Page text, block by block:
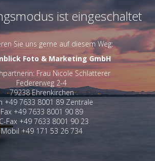
ist eingeschaltet
Sie uns gerne auf diesem Weg:
Foto & Marketing GmbH
Frau Nicole Schlatterer
Federerweg 2-4
79238 Ehrenkirchen
+49 7633 8001 89 Zentrale
Fax +49 7633 8001 90 89
Fax +49 7633 8001 90 23
Mobil +49 171 53 26 734